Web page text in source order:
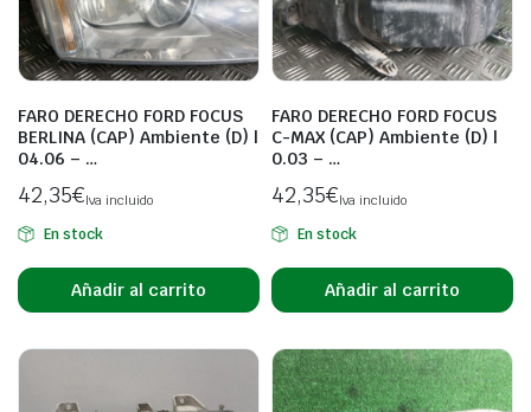
FARO DERECHO FORD FOCUS
BERLINA (CAP) Ambiente (D) |
04.06 – …
42,35€Iva incluido
En stock
Añadir al carrito
FARO DERECHO FORD FOCUS
C-MAX (CAP) Ambiente (D) |
0.03 – …
42,35€Iva incluido
En stock
Añadir al carrito